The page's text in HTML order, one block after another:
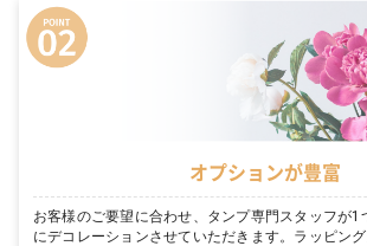
オプションが豊富
お客様のご要望に合わせ、タンプ専門スタッフが1
にデコレーションさせていただきます。ラッピン